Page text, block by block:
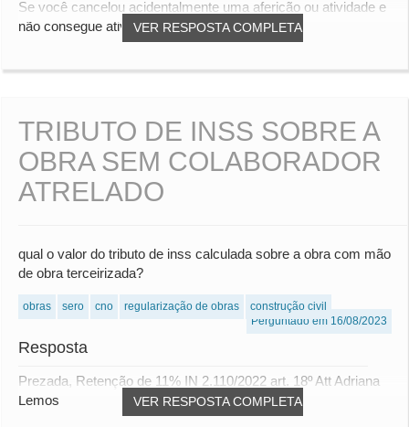
VER RESPOSTA COMPLETA
Se você cancelou acidentalmente uma aferição ou atividade e
não consegue ativá-la novamente ou refaz...
TRIBUTO DE INSS SOBRE A
OBRA SEM COLABORADOR
ATRELADO
qual o valor do tributo de inss calculada sobre a obra com mão
de obra terceirizada?
obras sero cno regularização de obras
construção civil
Perguntado em 16/08/2023
Resposta
VER RESPOSTA COMPLETA
Prezada, Retenção de 11% IN 2.110/2022 art. 18º Att Adriana
Lemos